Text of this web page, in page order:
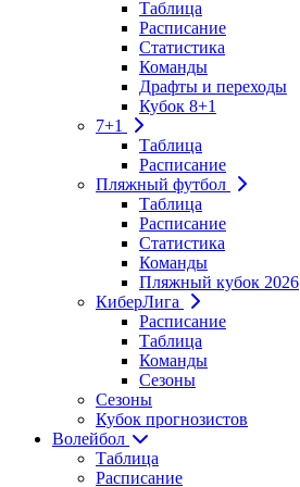
Таблица
Расписание
Статистика
Команды
Драфты и переходы
Кубок 8+1
7+1
Таблица
Расписание
Пляжный футбол
Таблица
Расписание
Статистика
Команды
Пляжный кубок 2026
КиберЛига
Расписание
Таблица
Команды
Сезоны
Сезоны
Кубок прогнозистов
Волейбол
Таблица
Расписание